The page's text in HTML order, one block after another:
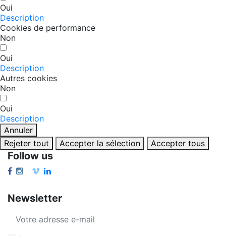
Oui
Description
Cookies de performance
Non
Oui
Description
Autres cookies
Non
Oui
Description
Annuler
Rejeter tout
Accepter la sélection Accepter tous
Follow us
Newsletter